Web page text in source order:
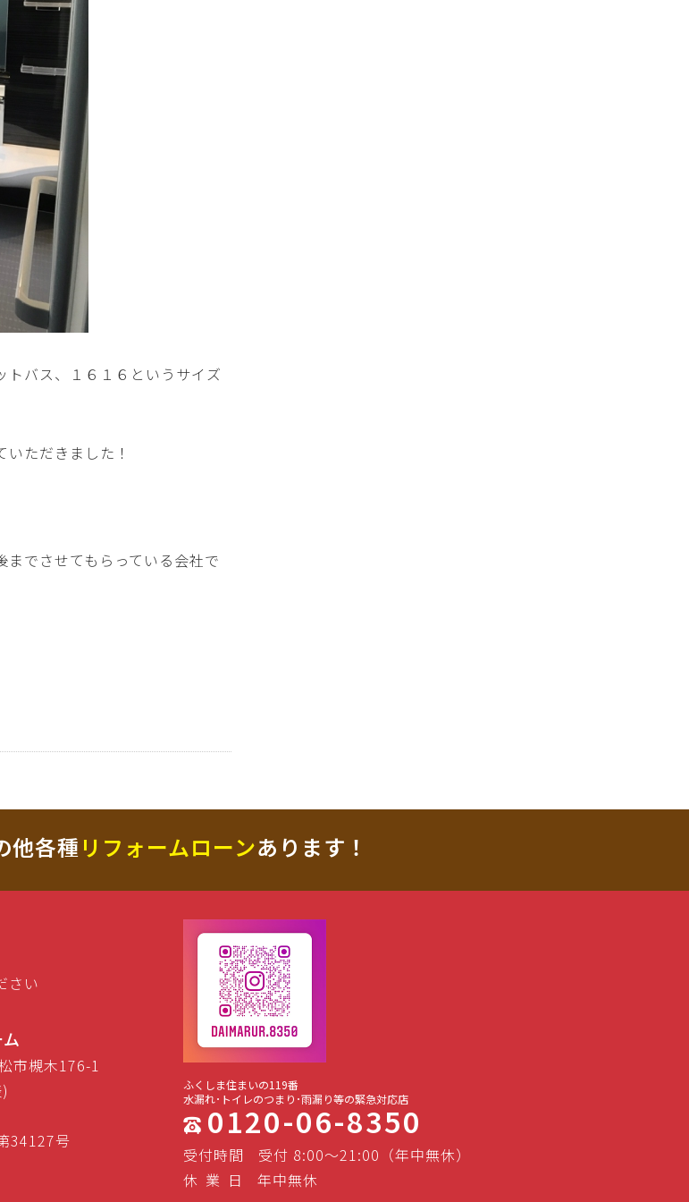
バス、１６１６というサイズ
ただきました！
でさせてもらっている会社で
他各種リフォームローンあります！
さい
市槻木176-1
34127号
ふくしま住まいの119番
水漏れ･トイレのつまり･雨漏り等の緊急対応店
0120-06-8350
受付時間
受付 8:00～21:00（年中無休）
休 業 日 年中無休